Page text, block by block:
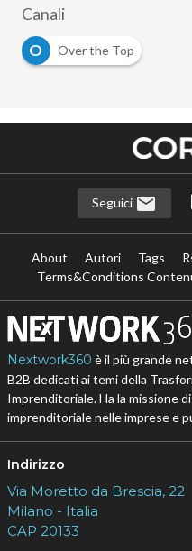
Canali
O
Over the Top
Seguici
About Autori Tags
Terms&Conditions
Nextwork360 è il più grande
B2B dedicati ai temi della
Imprenditoriale. Ha la missione
imprenditoriale nelle imprese e
Indirizzo
Via Moretto da Brescia, 22
Milano - Italia
CAP 20133